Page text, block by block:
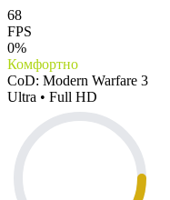
68
FPS
0%
Комфортно
CoD: Modern Warfare 3
Ultra • Full HD